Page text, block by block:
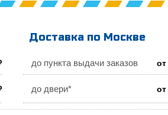
Доставка по Москве
до пункта выдачи заказов от
до двери* от